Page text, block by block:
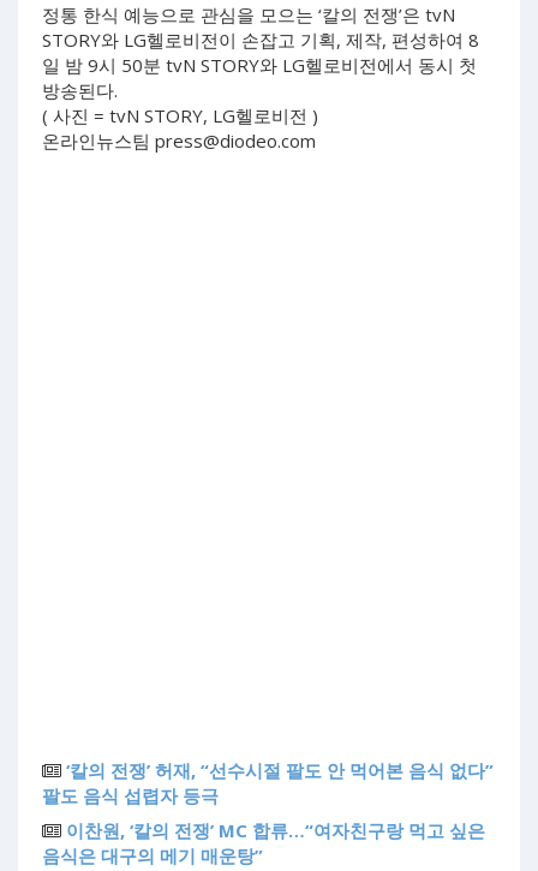
정통 한식 예능으로 관심을 모으는 ‘칼의 전쟁’은 tvN
STORY와 LG헬로비전이 손잡고 기획, 제작, 편성하여 8
일 밤 9시 50분 tvN STORY와 LG헬로비전에서 동시 첫
방송된다.
( 사진 = tvN STORY, LG헬로비전 )
온라인뉴스팀 press@diodeo.com
‘칼의 전쟁’ 허재, “선수시절 팔도 안 먹어본 음식 없다”
팔도 음식 섭렵자 등극
이찬원, ‘칼의 전쟁’ MC 합류…“여자친구랑 먹고 싶은
음식은 대구의 메기 매운탕”